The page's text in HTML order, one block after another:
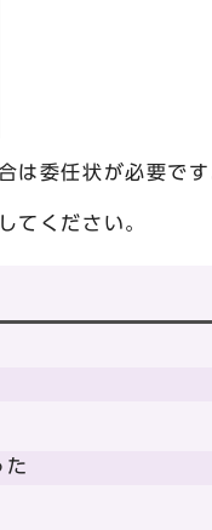
は委任状が必要です
てください。
た